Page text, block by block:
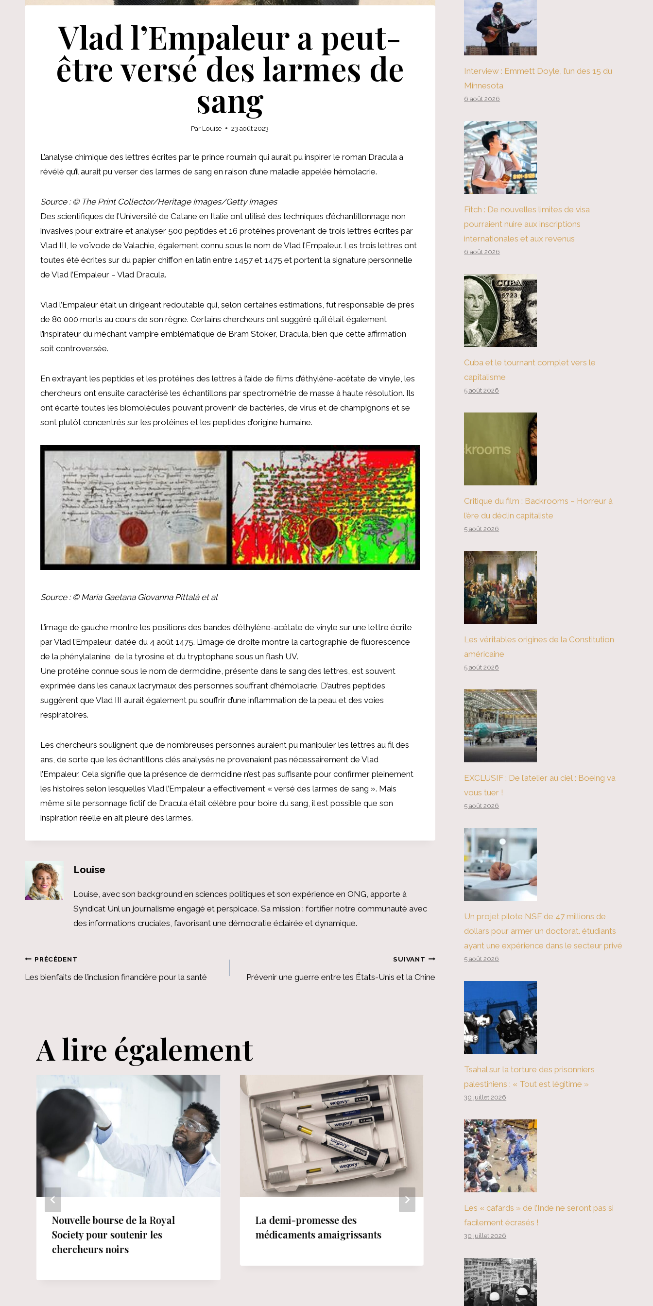
Vlad l’Empaleur a peut-
être versé des larmes de
sang
Par Louise 23 août 2023
L’analyse chimique des lettres écrites par le prince roumain qui aurait pu inspirer le roman Dracula a
révélé qu’il aurait pu verser des larmes de sang en raison d’une maladie appelée hémolacrie.
Source : © The Print Collector/Heritage Images/Getty Images
Des scientifiques de l’Université de Catane en Italie ont utilisé des techniques d’échantillonnage non
invasives pour extraire et analyser 500 peptides et 16 protéines provenant de trois lettres écrites par
Vlad III, le voïvode de Valachie, également connu sous le nom de Vlad l’Empaleur. Les trois lettres ont
toutes été écrites sur du papier chiffon en latin entre 1457 et 1475 et portent la signature personnelle
de Vlad l’Empaleur – Vlad Dracula.
Vlad l’Empaleur était un dirigeant redoutable qui, selon certaines estimations, fut responsable de près
de 80 000 morts au cours de son règne. Certains chercheurs ont suggéré qu’il était également
l’inspirateur du méchant vampire emblématique de Bram Stoker, Dracula, bien que cette affirmation
soit controversée.
En extrayant les peptides et les protéines des lettres à l’aide de films d’éthylène-acétate de vinyle, les
chercheurs ont ensuite caractérisé les échantillons par spectrométrie de masse à haute résolution. Ils
ont écarté toutes les biomolécules pouvant provenir de bactéries, de virus et de champignons et se
sont plutôt concentrés sur les protéines et les peptides d’origine humaine.
Source : © Maria Gaetana Giovanna Pittalà et al
L’image de gauche montre les positions des bandes d’éthylène-acétate de vinyle sur une lettre écrite
par Vlad l’Empaleur, datée du 4 août 1475. L’image de droite montre la cartographie de fluorescence
de la phénylalanine, de la tyrosine et du tryptophane sous un flash UV.
Une protéine connue sous le nom de dermcidine, présente dans le sang des lettres, est souvent
exprimée dans les canaux lacrymaux des personnes souffrant d’hémolacrie. D’autres peptides
suggèrent que Vlad III aurait également pu souffrir d’une inflammation de la peau et des voies
respiratoires.
Les chercheurs soulignent que de nombreuses personnes auraient pu manipuler les lettres au fil des
ans, de sorte que les échantillons clés analysés ne provenaient pas nécessairement de Vlad
l’Empaleur. Cela signifie que la présence de dermcidine n’est pas suffisante pour confirmer pleinement
les histoires selon lesquelles Vlad l’Empaleur a effectivement « versé des larmes de sang ». Mais
même si le personnage fictif de Dracula était célèbre pour boire du sang, il est possible que son
inspiration réelle en ait pleuré des larmes.
Louise
Louise, avec son background en sciences politiques et son expérience en ONG, apporte à
Syndicat Unl un journalisme engagé et perspicace. Sa mission : fortifier notre communauté avec
des informations cruciales, favorisant une démocratie éclairée et dynamique.
Navigation
PRÉCÉDENT
Les bienfaits de l’inclusion financière pour la santé
SUIVANT
Prévenir une guerre entre les États-Unis et la Chine
A lire également
Nouvelle bourse de la Royal
Society pour soutenir les
chercheurs noirs
La demi-promesse des
médicaments amaigrissants
L’organisme de surveillance
fédéral signale les risques liés
de scolarité
Interview : Emmett Doyle, l’un des 15 du
Minnesota
6 août 2026
Fitch : De nouvelles limites de visa
pourraient nuire aux inscriptions
internationales et aux revenus
6 août 2026
Cuba et le tournant complet vers le
capitalisme
5 août 2026
Critique du film : Backrooms – Horreur à
l’ère du déclin capitaliste
5 août 2026
Les véritables origines de la Constitution
américaine
5 août 2026
EXCLUSIF : De l’atelier au ciel : Boeing va
vous tuer !
5 août 2026
Un projet pilote NSF de 47 millions de
dollars pour armer un doctorat. étudiants
ayant une expérience dans le secteur privé
5 août 2026
Tsahal sur la torture des prisonniers
palestiniens : « Tout est légitime »
30 juillet 2026
Les « cafards » de l’Inde ne seront pas si
facilement écrasés !
30 juillet 2026